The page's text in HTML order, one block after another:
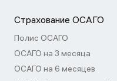
Страхование ОСАГО
Полис ОСАГО
ОСАГО на 3 месяца
ОСАГО на 6 месяцев